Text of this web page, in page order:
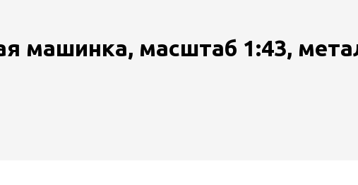
машинка, масштаб 1:43,